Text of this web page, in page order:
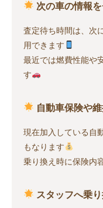
次の車の情報
査定待ち時間は、次
用できます
最近では燃費性能や
す
自動車保険や
現在加入している自
もなります
乗り換え時に保険内
スタッフへ乗